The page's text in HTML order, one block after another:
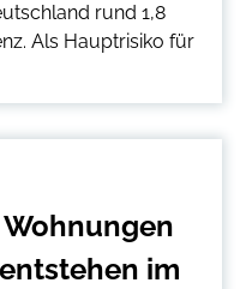
rund 1,8
Als Hauptrisiko für
im